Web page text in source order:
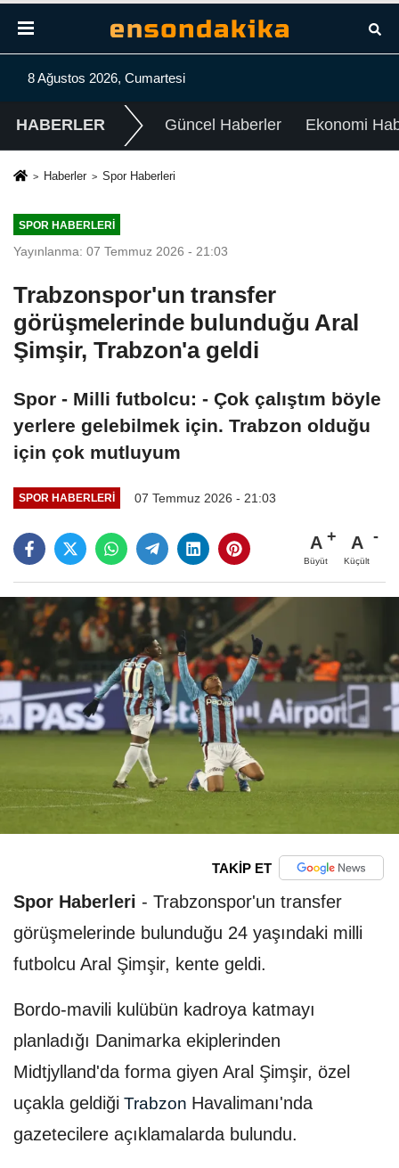
8 Ağustos 2026, Cumartesi
HABERLER Güncel Haberler Ekonomi
Haberler Spor Haberleri
SPOR HABERLERI
Yayınlanma: 07 Temmuz 2026 - 21:03
Trabzonspor'un transfer
görüşmelerinde bulunduğu Aral
Şimşir, Trabzon'a geldi
Spor - Milli futbolcu: - Çok çalıştım böyle
yerlere gelebilmek için. Trabzon olduğu
için çok mutluyum
SPOR HABERLERI 07 Temmuz 2026 - 21:03
A
Büyüt
A
Küçült
TAKİP ET
Spor Haberleri - Trabzonspor'un transfer
görüşmelerinde bulunduğu 24 yaşındaki milli
futbolcu Aral Şimşir, kente geldi.
Bordo-mavili kulübün kadroya katmayı
planladığı Danimarka ekiplerinden
Midtjylland'da forma giyen Aral Şimşir, özel
uçakla geldiği Trabzon Havalimanı'nda
gazetecilere açıklamalarda bulundu.